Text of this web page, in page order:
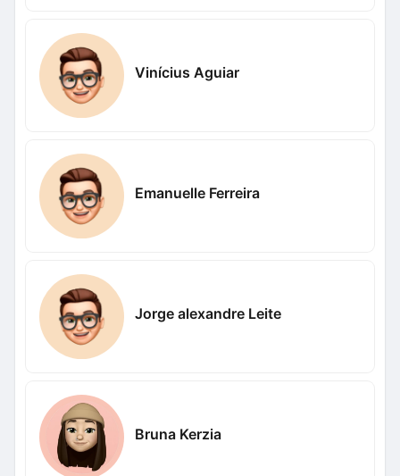
Vinícius Aguiar
Emanuelle Ferreira
Jorge alexandre Leite
Bruna Kerzia